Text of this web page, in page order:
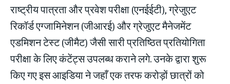
राष्ट्रीय पात्रता और प्रवेश परीक्षा (एनईईटी), ग्रेजुएट
रिकॉर्ड एग्जामिनेशन (जीआरई) और ग्रेजुएट मैनेजमेंट
एडमिशन टेस्ट (जीमैट) जैसी सारी प्रतिष्ठित प्रतियोगिता
परीक्षा के लिए कंटेंट्स उपलब्ध कराने लगे. उनके द्वारा शुरू
किए गए इस आइडिया ने जहाँ एक तरफ करोड़ों छात्रों को